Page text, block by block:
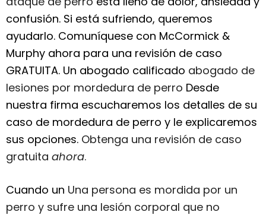
confusión. Si está sufriendo, queremos
ayudarlo. Comuníquese con McCormick &
Murphy ahora para una revisión de caso
GRATUITA. Un abogado calificado abogado de
lesiones por mordedura de perro Desde
nuestra firma escucharemos los detalles de su
caso de mordedura de perro y le explicaremos
sus opciones. Obtenga una revisión de caso
gratuita ahora.
Cuando un Una persona es mordida por un
perro y sufre una lesión corporal que no